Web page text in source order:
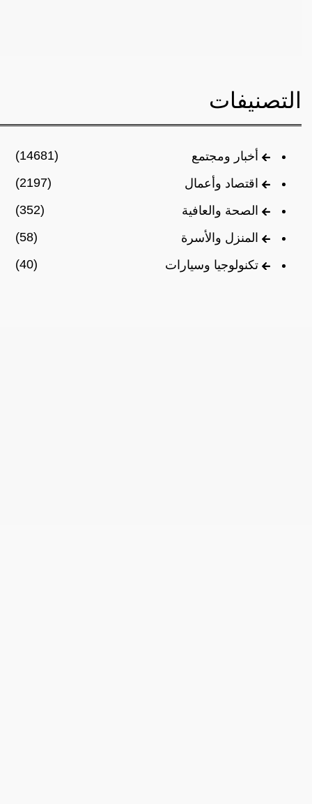
التصنيفات
أخبار ومجتمع
(14681)
اقتصاد وأعمال
(2197)
الصحة والعافية
(352)
المنزل والأسرة
(58)
تكنولوجيا وسيارات
(40)